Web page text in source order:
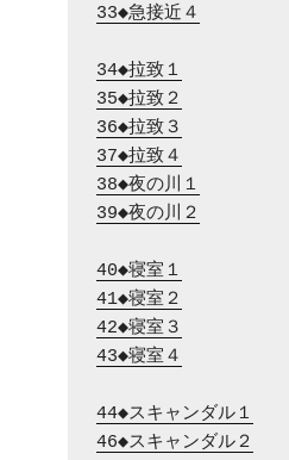
33◆急接近４
34◆拉致１
35◆拉致２
36◆拉致３
37◆拉致４
38◆夜の川１
39◆夜の川２
40◆寝室１
41◆寝室２
42◆寝室３
43◆寝室４
44◆スキャンダル１
46◆スキャンダル２